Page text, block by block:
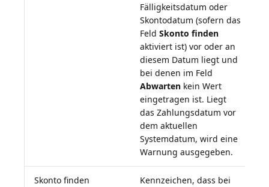
Fälligkeitsdatum oder
Skontodatum (sofern das
Feld Skonto finden
aktiviert ist) vor oder an
diesem Datum liegt und
bei denen im Feld
Abwarten kein Wert
eingetragen ist. Liegt
das Zahlungsdatum vor
dem aktuellen
Systemdatum, wird eine
Warnung ausgegeben.
Skonto finden
Kennzeichen, dass bei